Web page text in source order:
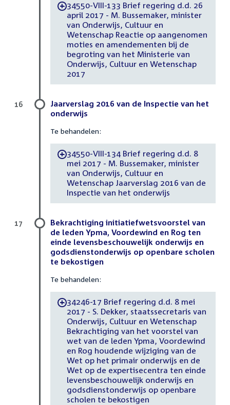
-34550-VIII-133 Brief regering d.d. 26
april 2017 - M. Bussemaker, minister
van Onderwijs, Cultuur en
Wetenschap Reactie op aangenomen
moties en amendementen bij de
begroting van het Ministerie van
Onderwijs, Cultuur en Wetenschap
2017
Jaarverslag 2016 van de Inspectie van het
onderwijs
Te behandelen:
-34550-VIII-134 Brief regering d.d. 8
mei 2017 - M. Bussemaker, minister
van Onderwijs, Cultuur en
Wetenschap Jaarverslag 2016 van de
Inspectie van het onderwijs
16
Bekrachtiging initiatiefwetsvoorstel van
de leden Ypma, Voordewind en Rog ten
einde levensbeschouwelijk onderwijs en
godsdienstonderwijs op openbare scholen
te bekostigen
Te behandelen:
-34246-17 Brief regering d.d. 8 mei
2017 - S. Dekker, staatssecretaris van
Onderwijs, Cultuur en Wetenschap
Bekrachtiging van het voorstel van
wet van de leden Ypma, Voordewind
en Rog houdende wijziging van de
Wet op het primair onderwijs en de
Wet op de expertisecentra ten einde
levensbeschouwelijk onderwijs en
godsdienstonderwijs op openbare
scholen te bekostigen
17